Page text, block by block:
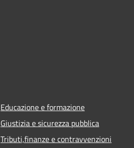
Educazione e formazione
Giustizia e sicurezza pubblica
Tributi,finanze e contravvenzioni